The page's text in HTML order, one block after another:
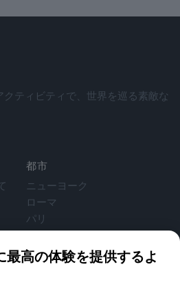
最高の体験を提供するよ
ティビティで、世界を巡る素敵な
都市
ニューヨーク
ローマ
パリ
グラナダ